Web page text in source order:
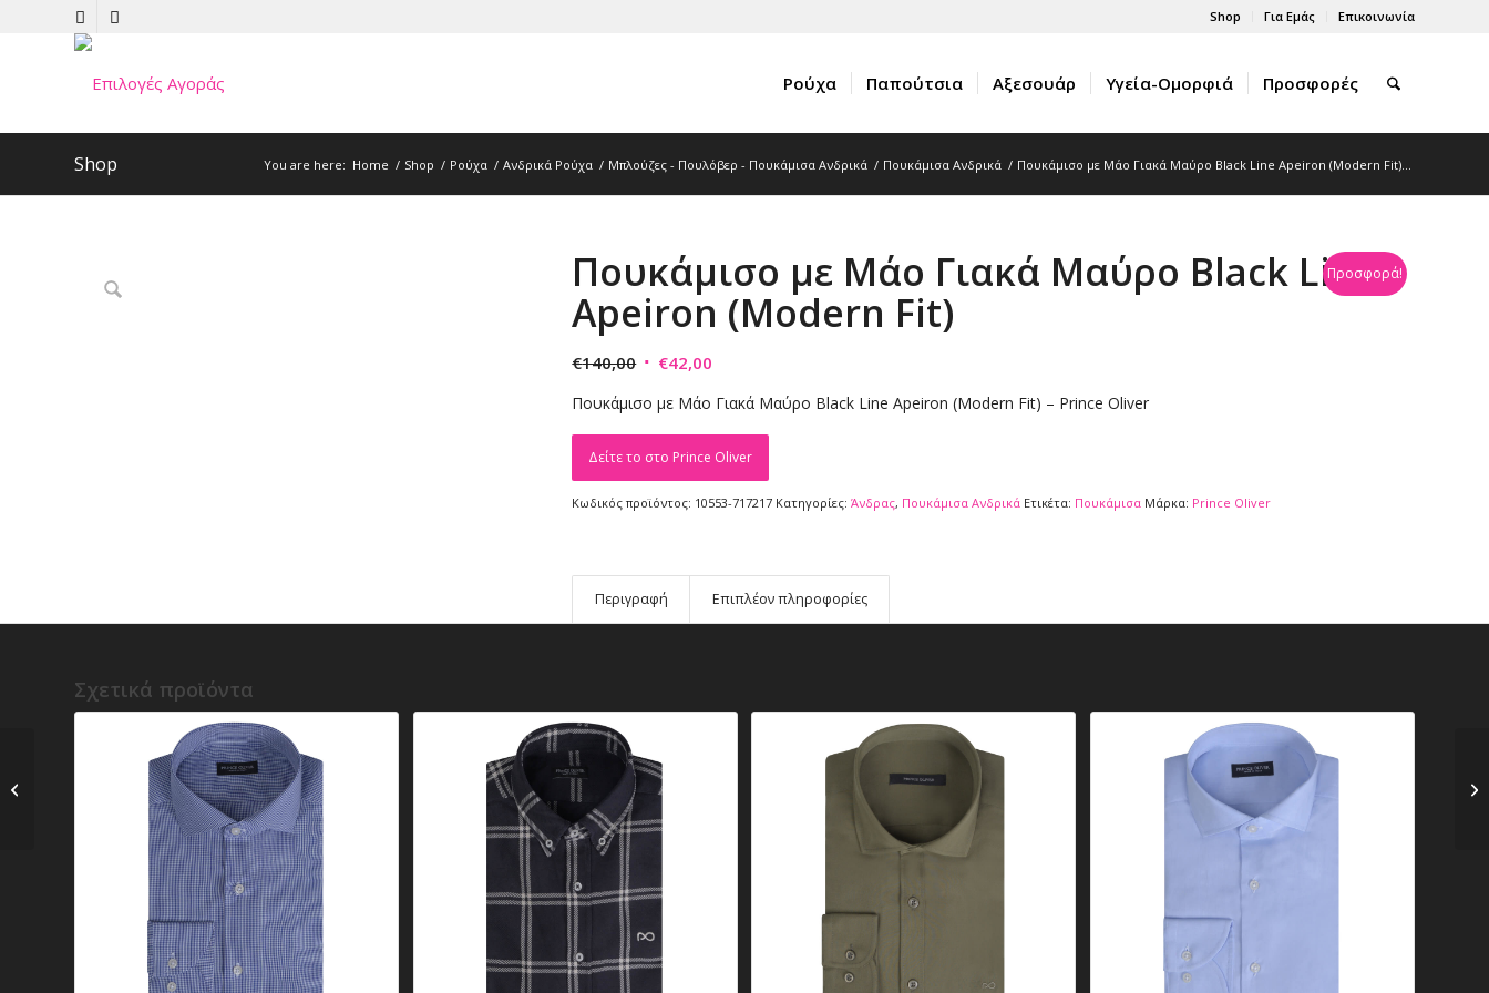
Shop Για Εμάς Επικοινωνία
Ρούχα Παπούτσια Αξεσουάρ Υγεία-Ομορφιά Προσφορές
Shop You are here: Home / Shop / Ρούχα / Ανδρικά Ρούχα / Μπλούζες - Πουλόβερ - Πουκάμισα Ανδρικά / Πουκάμισα Ανδρικά / Πουκάμισο με Μάο Γιακά Μαύρο Black Line Apeiron (Modern Fit)...
Προσφορά!
Πουκάμισο με Μάο Γιακά Μαύρο Black Line
Apeiron (Modern Fit)
€140,00 Original
was:
€140,00.
€42,00
τιμή
είναι:
€42,00.
Πουκάμισο με Μάο Γιακά Μαύρο Black Line Apeiron (Modern Fit) – Prince Oliver
Δείτε το στο Prince Oliver
Κωδικός προϊόντος: 10553-717217 Κατηγορίες:Άνδρας, Πουκάμισα Ανδρικά Ετικέτα: Πουκάμισα Μάρκα: Prince Oliver
Περιγραφή Επιπλέον πληροφορίες
Σχετικά προϊόντα
Superior Πουκάμισο
Λευκό/Μώβ Ριγέ 100%
Fine Cotton (Modern...